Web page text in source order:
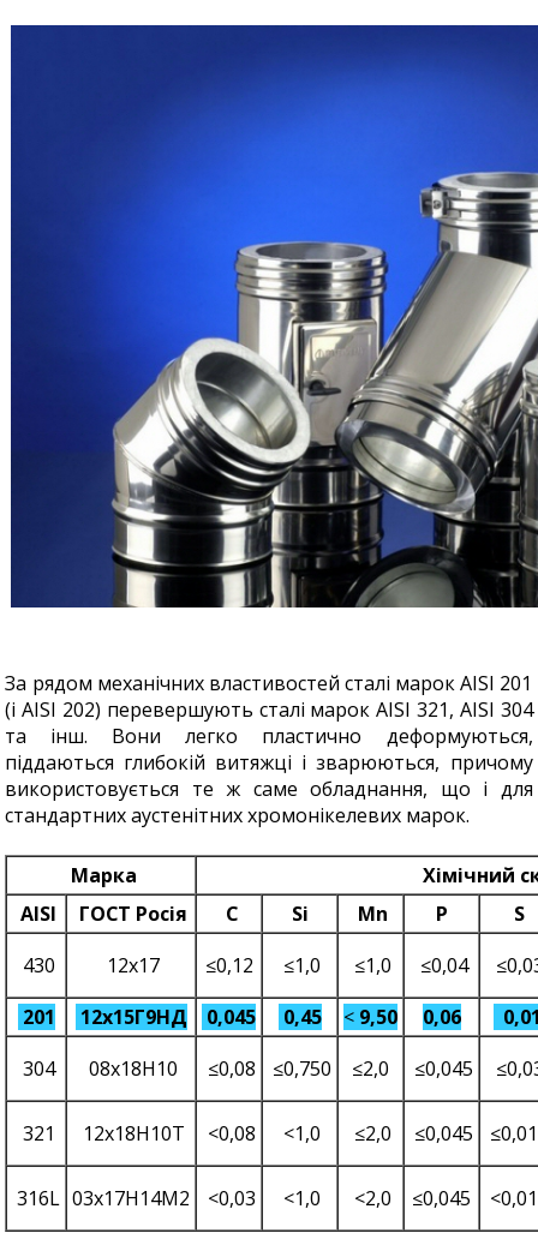
За рядом механічних властивостей сталі марок AISI 201
(і AISI 202) перевершують сталі марок AISI 321, AISI 304
та інш. Вони легко пластично деформуються,
піддаються глибокій витяжці і зварюються, причому
використовується те ж саме обладнання, що і для
стандартних аустенітних хромонікелевих марок.
Марка
Хімічний
AISI
ГОСТ Росія C Si Mn P
S
430
12x17 ≤0,12 ≤1,0 ≤1,0 ≤0,04
201
12x15Г9НД 0,045 0,45 < 9,50 0,06
304
08х18Н10 ≤0,08 ≤0,750 ≤2,0 ≤0,045
321 12х18Н10Т <0,08 <1,0 ≤2,0 ≤0,045
316L 03х17Н14М2 <0,03 <1,0 <2,0 ≤0,045